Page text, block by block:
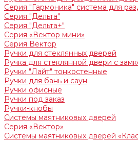
Серия "Гармоника" система для
Серия "Дельта"
Серия "Дельта+"
Серия «Вектор мини»
Серия Вектор
Ручки для стеклянных дверей
Ручка для стеклянной двери с
Ручки "Лайт" тонкостенные
Ручки для бань и саун
Ручки офисные
Ручки под заказ
Ручки-кнобы
Системы маятниковых дверей
Серия «Вектор»
Системы маятниковых дверей